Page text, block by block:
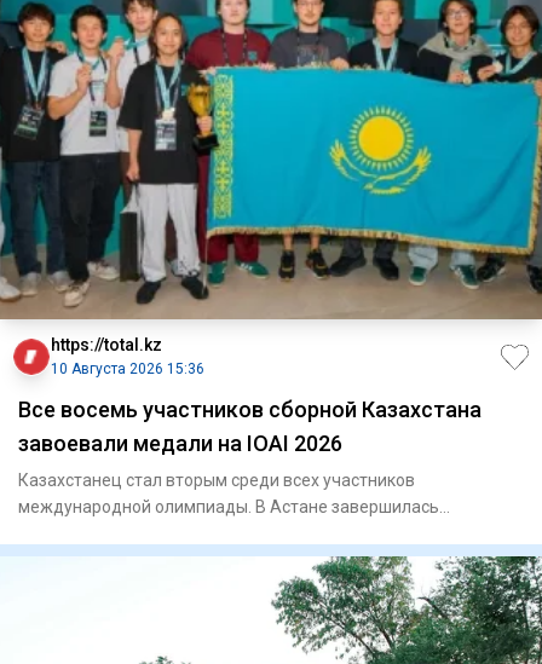
https://total.kz
10 Августа 2026 15:36
Все восемь участников сборной Казахстана
завоевали медали на IOAI 2026
Казахстанец стал вторым среди всех участников
международной олимпиады. В Астане завершилась